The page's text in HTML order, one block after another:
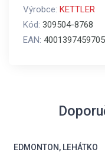
Výrobce: KETTLER
Kód: 309504-8768
EAN: 4001397459705
EDMONTON, LEHÁTKO